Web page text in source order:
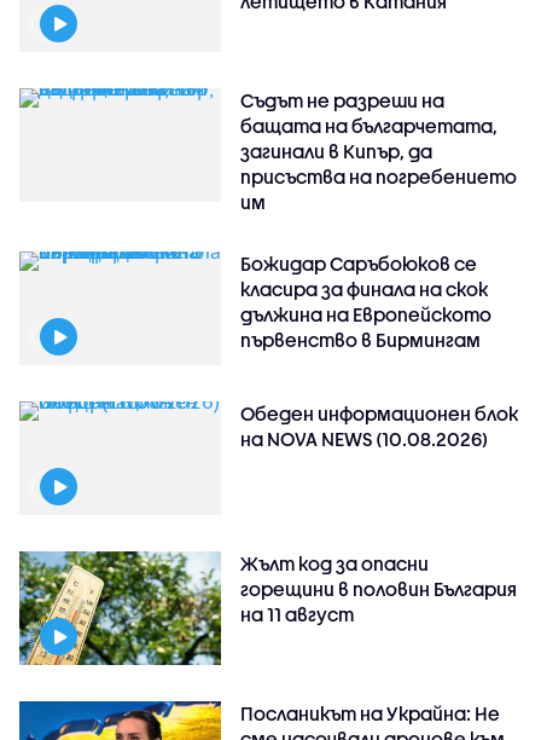
Съдът не разреши на
бащата на българчетата,
загинали в Кипър, да
присъства на погребението
им
Божидар Саръбоюков се
класира за финала на скок
дължина на Европейското
първенство в Бирмингам
Обеден информационен блок
на NOVA NEWS (10.08.2026)
Жълт код за опасни
горещини в половин България
на 11 август
Посланикът на Украйна: Не